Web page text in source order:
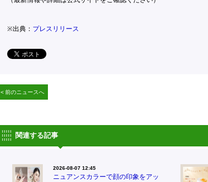
※出典： プレスリリース
< 前のニュースへ
関連する記事
2026-08-07 12:45
ニュアンスカラーで顔の印象をアッ